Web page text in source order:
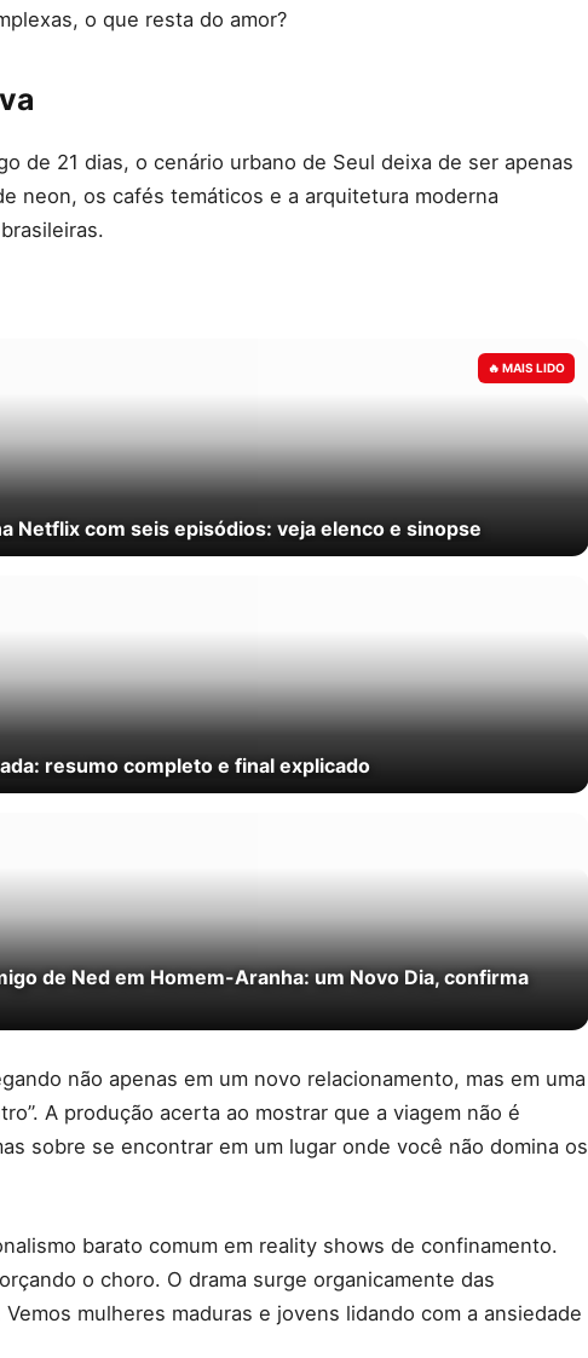
o que resta do amor?
de 21 dias, o cenário urbano de Seul deixa de ser apenas
neon, os cafés temáticos e a arquitetura moderna
Netflix com seis episódios: veja elenco e sinopse
resumo completo e final explicado
de Ned em Homem-Aranha: um Novo Dia, confirma
não apenas em um novo relacionamento, mas em uma
A produção acerta ao mostrar que a viagem não é
sobre se encontrar em um lugar onde você não domina os
barato comum em reality shows de confinamento.
o choro. O drama surge organicamente das
mulheres maduras e jovens lidando com a ansiedade